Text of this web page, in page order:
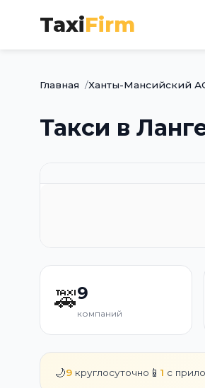
TaxiFirm
Главная Ханты-Мансийский
Такси в
🚕9
компаний
🌙9 круглосуточно 📱 1 с